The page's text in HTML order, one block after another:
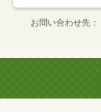
お問い合わせ先